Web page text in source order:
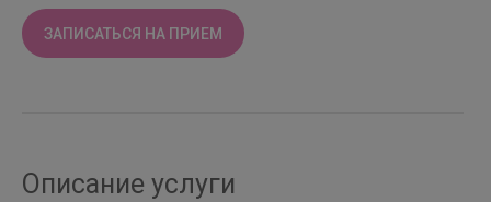
ЗАПИСАТЬСЯ НА ПРИЕМ
Описание услуги